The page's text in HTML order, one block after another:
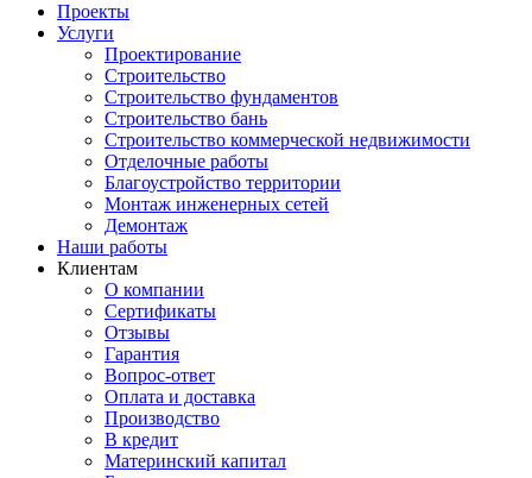
Проекты
Услуги
Проектирование
Строительство
Строительство фундаментов
Строительство бань
Строительство коммерческой недвижимости
Отделочные работы
Благоустройство территории
Монтаж инженерных сетей
Демонтаж
Наши работы
Клиентам
О компании
Сертификаты
Отзывы
Гарантия
Вопрос-ответ
Оплата и доставка
Производство
В кредит
Материнский капитал